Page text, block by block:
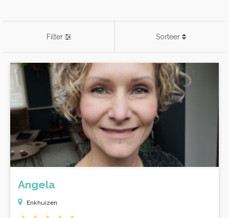
Filter Sorteer
Angela
Enkhuizen